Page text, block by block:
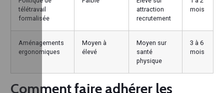
télétravail
formalisée
attraction
recrutement
mois
Aménagements
ergonomiques
Moyen à
élevé
Moyen sur
santé
physique
3 à 6
mois
Comment faire adhérer les